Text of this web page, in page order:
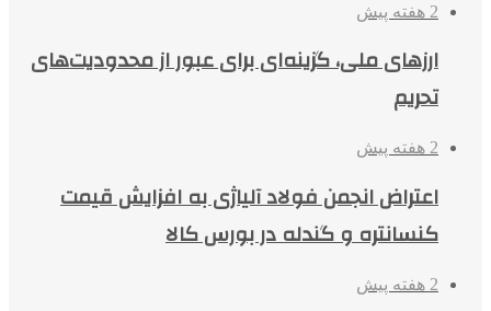
2 هفته پیش
ارزهای ملی، گزینه‌ای برای عبور از محدودیت‌های
تحریم
2 هفته پیش
اعتراض انجمن فولاد آلیاژی به افزایش قیمت
کنسانتره و گندله در بورس کالا
2 هفته پیش